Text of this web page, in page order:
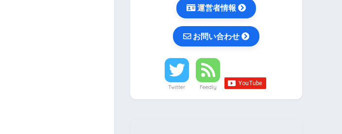
運営者情報
お問い合わせ
Twitter Feedly